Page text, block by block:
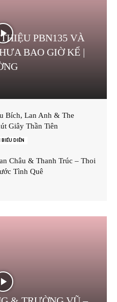
PBN135 VÀ
BAO GIỜ KỂ |
Bích, Lan Anh & The
Giây Thần Tiên
DIỄN
Châu & Thanh Trúc – Thoi
Tình Quê